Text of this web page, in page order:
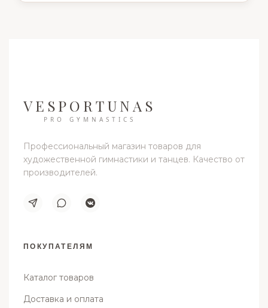
VESPORTUNAS
PRO GYMNASTICS
Профессиональный магазин товаров для
художественной гимнастики и танцев. Качество от
производителей.
ПОКУПАТЕЛЯМ
Каталог товаров
Доставка и оплата